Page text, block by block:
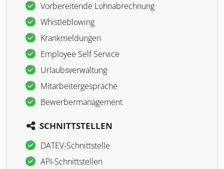
Vorbereitende Lohnabrechnung
Whistleblowing
Krankmeldungen
Employee Self Service
Urlaubsverwaltung
Mitarbeitergespräche
Bewerbermanagement
SCHNITTSTELLEN
DATEV-Schnittstelle
API-Schnittstellen